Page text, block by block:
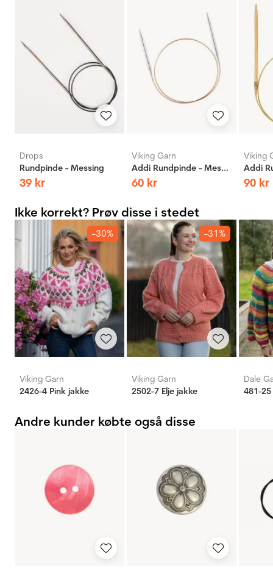
Drops
Rundpinde - Messing
39 kr
Viking Garn
Addi Rundpinde - Messing
60 kr
Viking
90 kr
Ikke korrekt? Prøv disse i stedet
-30%
Viking Garn
2426-4 Pink jakke
-31%
Viking Garn
2502-7 Elje jakke
Dale
481-
Andre kunder købte også disse